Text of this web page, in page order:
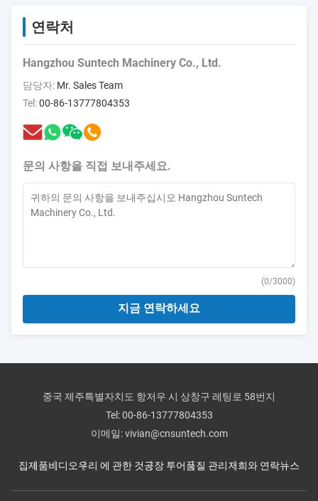
연락처
Hangzhou Suntech Machinery Co., Ltd.
담당자: Mr. Sales Team
Tel:00-86-13777804353
문의 사항을 직접 보내주세요.
(0/3000)
지금 연락하세요
중국 제주특별자치도 항저우 시 상창구 레팅로 58번지
Tel:00-86-13777804353
이메일:vivian@cnsuntech.com
집제품비디오우리 에 관한 것공장 투어품질 관리저희와 연락뉴스